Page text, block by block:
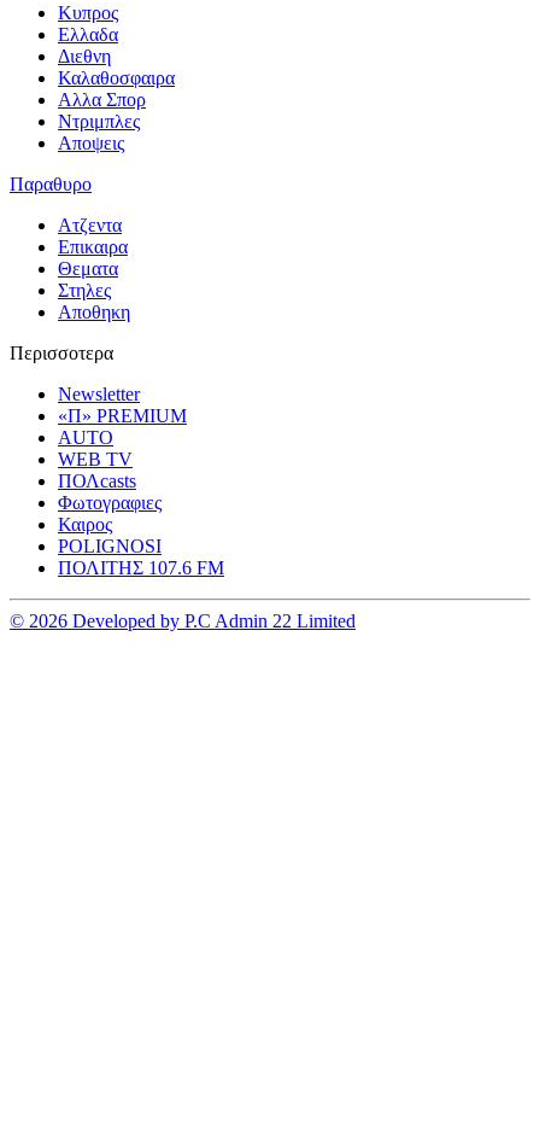
Κυπρος
Ελλαδα
Διεθνη
Καλαθοσφαιρα
Αλλα Σπορ
Ντριμπλες
Αποψεις
Παραθυρο
Ατζεντα
Επικαιρα
Θεματα
Στηλες
Αποθηκη
Περισσοτερα
Newsletter
«Π» PREMIUM
AUTO
WEB TV
ΠΟΛcasts
Φωτογραφιες
Καιρος
POLIGNOSI
ΠΟΛΙΤΗΣ 107.6 FM
© 2026 Developed by P.C Admin 22 Limited